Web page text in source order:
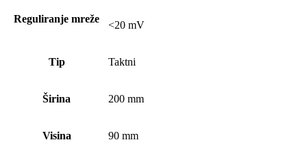
Reguliranje mreže
<20 mV
Tip Taktni
Širina 200 mm
Visina 90 mm